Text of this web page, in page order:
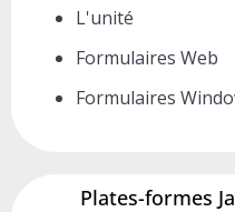
L'unité
Formulaires Web
Formulaires
Plates-formes